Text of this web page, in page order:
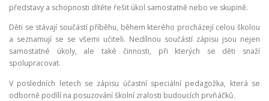
představy a schopnosti dítěte řešit úkol samostatně nebo ve skupině.
Děti se stávají součástí příběhu, během kterého procházejí celou školou
a seznamují se se všemi učiteli. Nedílnou součástí zápisu jsou nejen
samostatné úkoly, ale také činnosti, při kterých se děti snaží
spolupracovat.
V posledních letech se zápisu účastní speciální pedagožka, která se
odborně podílí na posuzování školní zralosti budoucích prvňáčků.